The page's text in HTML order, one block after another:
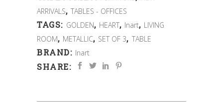
ARRIVALS,TABLES - OFFICES
TAGS: GOLDEN, HEART, Inart, LIVING
ROOM, METALLIC, SET OF 3, TABLE
BRAND: Inart
SHARE: